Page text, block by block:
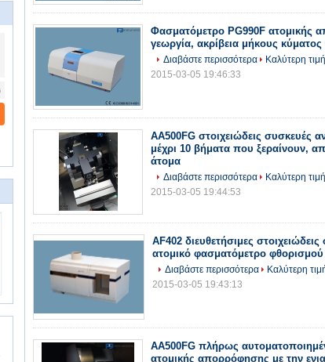
Φασματόμετρο PG990F ατομικής
γεωργία, ακρίβεια μήκους
Διαβάστε περισσότερα
Καλύτερη τιμή
2015-03-05 19:46:33
AA500FG στοιχειώδεις συσκευές
μέχρι 10 βήματα που ξεραίνουν,
άτομα
Διαβάστε περισσότερα
Καλύτερη τιμή
2015-03-05 19:44:53
AF402 διευθετήσιμες
ατομικό φασματόμετρο φθορισμού
Διαβάστε περισσότερα
Καλύτερη
2015-03-05 19:43:13
AA500FG πλήρως
ατομικής απορρόφησης με την